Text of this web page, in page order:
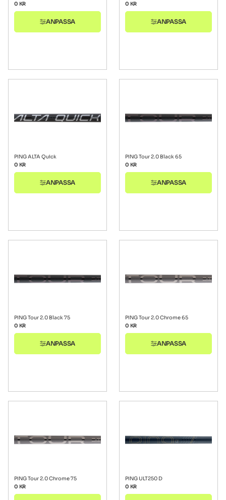
0 KR
ANPASSA
0 KR
ANPASSA
PING ALTA Quick
0 KR
ANPASSA
PING Tour 2.0 Black 65
0 KR
ANPASSA
PING Tour 2.0 Black 75
0 KR
ANPASSA
PING Tour 2.0 Chrome 65
0 KR
ANPASSA
PING Tour 2.0 Chrome 75
0 KR
PING ULT250 D
0 KR